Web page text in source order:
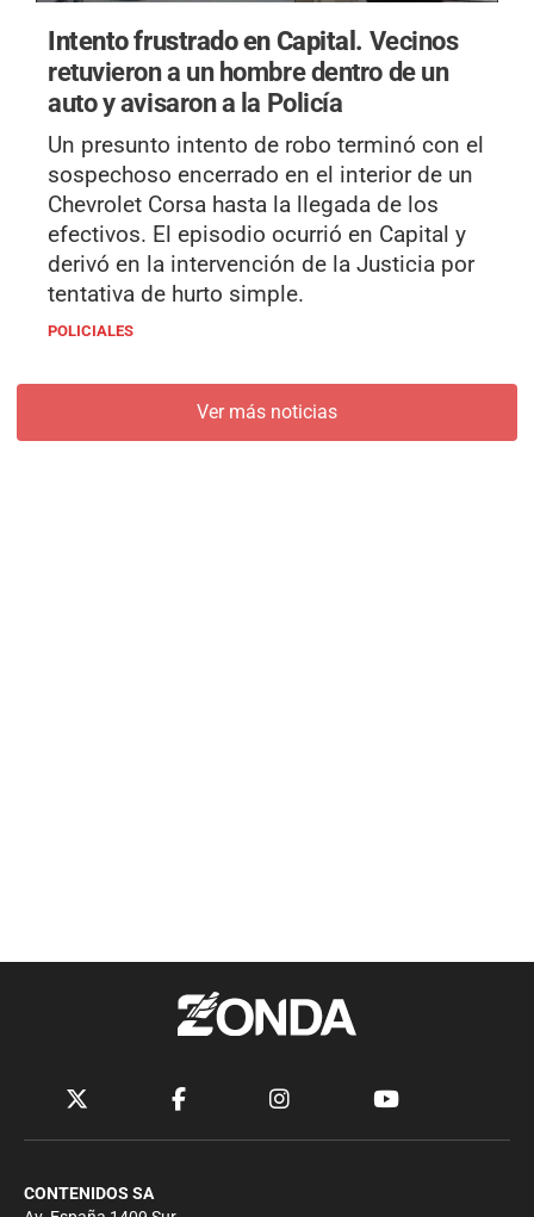
Intento frustrado en Capital. Vecinos
retuvieron a un hombre dentro de un
auto y avisaron a la Policía
Un presunto intento de robo terminó con el
sospechoso encerrado en el interior de un
Chevrolet Corsa hasta la llegada de los
efectivos. El episodio ocurrió en Capital y
derivó en la intervención de la Justicia por
tentativa de hurto simple.
POLICIALES
Ver más noticias
CONTENIDOS SA